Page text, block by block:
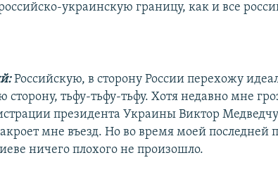
украинскую границу, как и все
Российскую, в сторону России перехожу
сторону, тьфу-тьфу-тьфу. Хотя недавно мне
президента Украины Виктор
мне въезд. Но во время моей последней
ничего плохого не произошло.